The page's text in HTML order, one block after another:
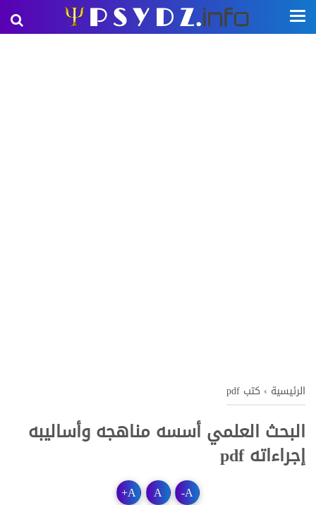
الرئيسية › كتب pdf
البحث العلمي أسسه مناهجه وأساليبه
إجراءاته pdf
A
-
A
A
+